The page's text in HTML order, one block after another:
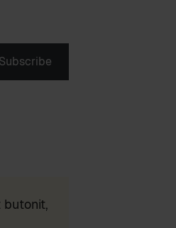
Subscribe
butonit,